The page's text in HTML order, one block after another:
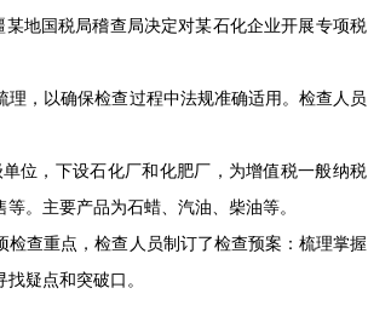
地国税局稽查局决定对某石化企业开展专项税
，以确保检查过程中法规准确适用。检查人员
，下设石化厂和化肥厂，为增值税一般纳税
。主要产品为石蜡、汽油、柴油等。
查重点，检查人员制订了检查预案：梳理掌握
疑点和突破口。